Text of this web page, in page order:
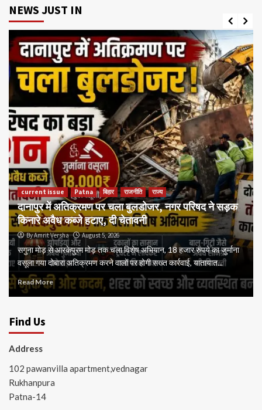
NEWS JUST IN
current issue Patna बिहार राजनीति राज्य
दानापुर में अतिक्रमण पर चला बुलडोजर, नगर परिषद ने सड़क
किनारे अवैध कब्जे हटाए, दी चेतावनी
By Amrit Versha August 5, 2026
सगुना मोड़ से आरकेपुरम मोड़ तक चला विशेष अभियान, 18 हजार रुपये का जुर्माना
वसूला गया दोबारा अतिक्रमण करने वालों पर होगी सख्त कार्रवाई, यातायात...
Read More
Find Us
Address
102 pawanvilla apartment,vednagar
Rukhanpura
Patna-14